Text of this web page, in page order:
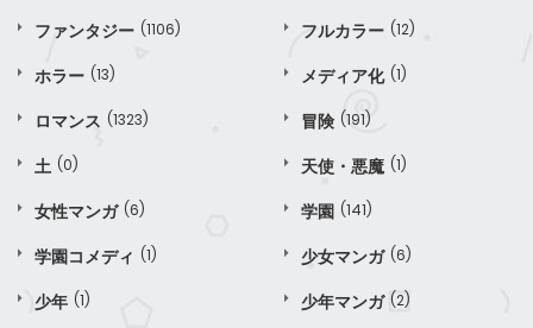
ファンタジー (1106) フルカラー (12)
ホラー (13) メディア化 (1)
ロマンス (1323) 冒険 (191)
土 (0) 天使・悪魔 (1)
女性マンガ (6) 学園 (141)
学園コメディ (1) 少女マンガ (6)
少年 (1) 少年マンガ (2)